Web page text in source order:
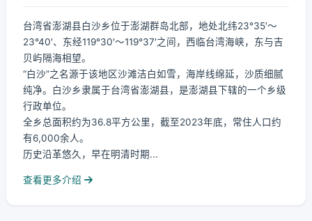
台湾省澎湖县白沙乡位于澎湖群岛北部，地处北纬23°35′～
23°40′、东经119°30′～119°37′之间，西临台湾海峡，东与吉
贝屿隔海相望。
“白沙”之名源于该地区沙滩洁白如雪，海岸线绵延，沙质细腻
纯净。白沙乡隶属于台湾省澎湖县，是澎湖县下辖的一个乡级
行政单位。
全乡总面积约为36.8平方公里，截至2023年底，常住人口约
有6,000余人。
历史沿革悠久，早在明清时期...
查看更多介绍